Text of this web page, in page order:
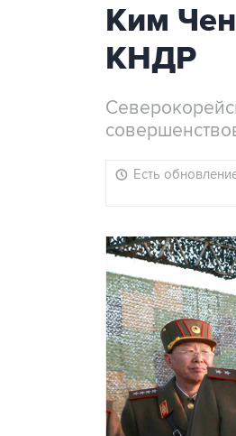
Ким
КНДР
Есть